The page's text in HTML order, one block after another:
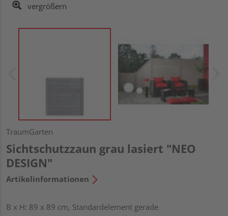
vergrößern
TraumGarten
Sichtschutzzaun grau lasiert "NEO
DESIGN"
Artikelinformationen
B x H: 89 x 89 cm, Standardelement gerade